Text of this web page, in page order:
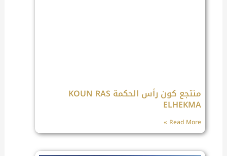
منتجع كون رأس الحكمة KOUN RAS
ELHEKMA
Read More »